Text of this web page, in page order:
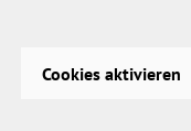
Cookies aktivieren